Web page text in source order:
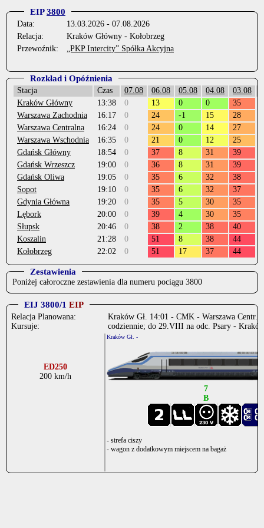
EIP3800
Data:
13.03.2026 - 07.08.2026
Relacja:
Kraków Główny - Kołobrzeg
Przewoźnik:
„PKP Intercity” Spółka Akcyjna
Rozkład i Opóźnienia
Stacja Czas 07.08 06.08 05.08 04.08 03.08
Kraków Główny
13:38 0 13 0 0 35
Warszawa Zachodnia
16:17 0 24 -1 15 28
Warszawa Centralna
16:24 0 24 0 14 27
Warszawa Wschodnia
16:35 0 21 0 12 25
Gdańsk Główny
18:54 0 37 8 31 39
Gdańsk Wrzeszcz
19:00 0 36 8 31 39
Gdańsk Oliwa
19:05 0 35 6 32 38
Sopot
19:10 0 35 6 32 37
Gdynia Główna
19:20 0 35 5 30 35
Lębork
20:00 0 39 4 30 35
Słupsk
20:46 0 38 2 38 40
Koszalin
21:28 0 51 8 38 44
Kołobrzeg
22:02 0 51 17 37 44
Zestawienia
Poniżej całoroczne zestawienia dla numeru pociągu 3800
EIJ 3800/1 EIP
Relacja Planowana:
Kursuje:
Kraków Gł. 14:01 - CMK - Warszawa Centr.
codziennie; do 29.VIII na odc. Psary -
ED250
200 km/h
Kraków Gł. -
7
B
- strefa ciszy
- wagon z dodatkowym miejscem na bagaż